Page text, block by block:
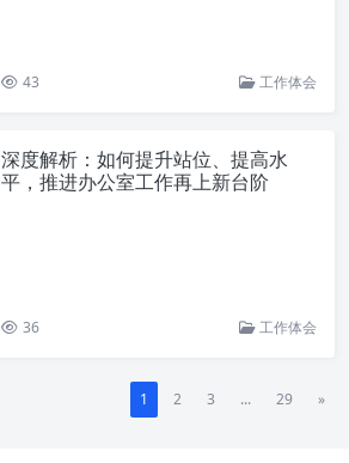
43 工作体会
深度解析：如何提升站位、提高水
平，推进办公室工作再上新台阶
36 工作体会
1 2 3 ... 29 »